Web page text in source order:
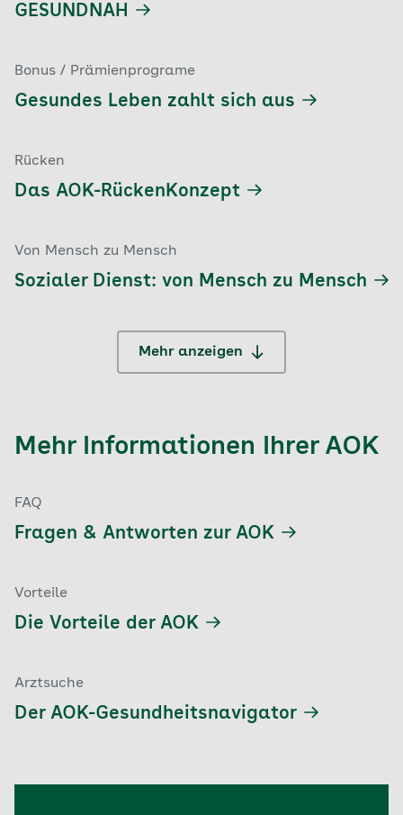
GESUNDNAH
Bonus / Prämienprograme
Gesundes Leben zahlt sich aus
Rücken
Das AOK-RückenKonzept
Von Mensch zu Mensch
Sozialer Dienst: von Mensch zu Mensch
Mehr anzeigen
Mehr Informationen Ihrer AOK
FAQ
Fragen & Antworten zur AOK
Vorteile
Die Vorteile der AOK
Arztsuche
Der AOK-Gesundheitsnavigator